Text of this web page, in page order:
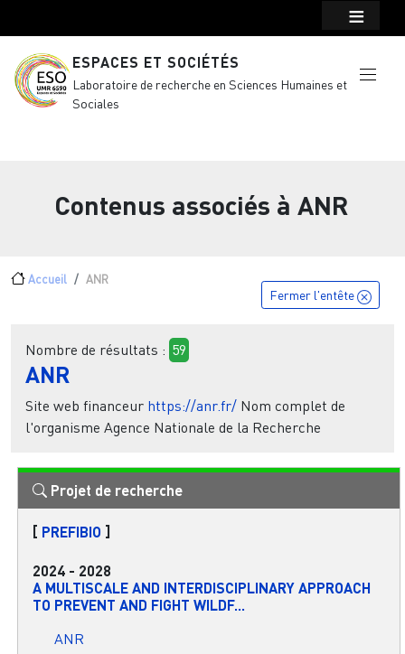
ESPACES ET SOCIÉTÉS
Laboratoire de recherche en Sciences Humaines et
Sociales
Contenus associés à ANR
Fil d'Ariane
Accueil ANR
Fermer l'entête
Nombre de résultats : 59
ANR
Site web financeur https://anr.fr/ Nom complet de
l'organisme Agence Nationale de la Recherche
Projet de recherche
[ PREFIBIO ]
2024 - 2028
A MULTISCALE AND INTERDISCIPLINARY APPROACH
TO PREVENT AND FIGHT WILDF...
ANR